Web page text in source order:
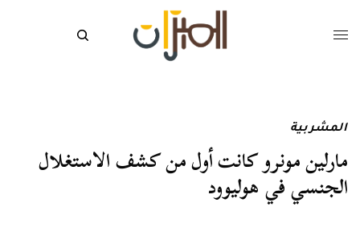
المشربية
مارلين مونرو كانت أول من كشف الاستغلال
الجنسي في هوليوود